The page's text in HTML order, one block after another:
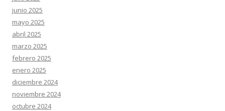
junio 2025
mayo 2025
abril 2025
marzo 2025
febrero 2025
enero 2025
diciembre 2024
noviembre 2024
octubre 2024